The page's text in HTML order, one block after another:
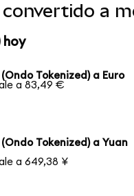
a
hoy
Tokenized) a Euro
a 83,49 €
Tokenized) a Yuan
a 649,38 ¥